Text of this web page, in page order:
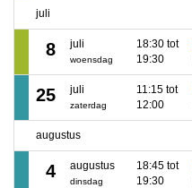
juli
8 juli
woensdag
18:30 tot
19:30
25 juli
zaterdag
11:15 tot
12:00
augustus
4 augustus
dinsdag
18:45 tot
19:30